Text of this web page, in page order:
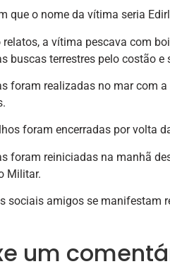
que o nome da vítima seria
relatos, a vítima pescava com
buscas terrestres pelo costão
foram realizadas no mar com
foram encerradas por volta
foram reiniciadas na manhã
Militar.
sociais amigos se manifestam
um